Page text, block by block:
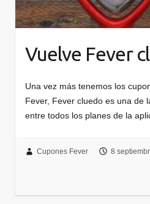
Vuelve Fever
Una vez más tenemos los
Fever, Fever cluedo es una de
entre todos los planes de la
Cupones Fever 8